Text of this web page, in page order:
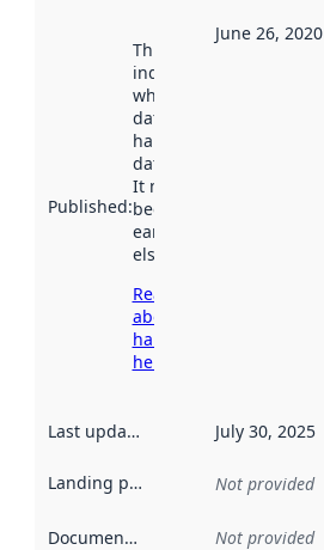
Published:
This date
indicates
when the
dataset was
harvested by
data.norge.no.
It may have
been available
earlier
elsewhere.
Read more
about
harvesting
here
June 26, 2020
Last updated July 30, 2025
Landing page Not provided
Documentation Not provided